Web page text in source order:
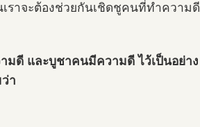
ราจะต้องช่วยกันเชิดชูคนที่ทำความดี
มดี และบูชาคนมีความดี ไว้เป็นอย่าง
า